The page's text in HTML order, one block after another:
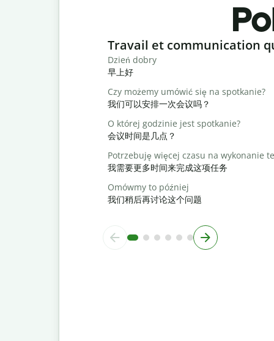
Slide 1 of 6
Travail et communication
Dzień dobry
早上好
Czy możemy umówić się na spotkanie?
我们可以安排一次会议吗？
O której godzinie jest spotkanie?
会议时间是几点？
Potrzebuję więcej czasu na wykonanie
我需要更多时间来完成这项任务
Omówmy to później
我们稍后再讨论这个问题